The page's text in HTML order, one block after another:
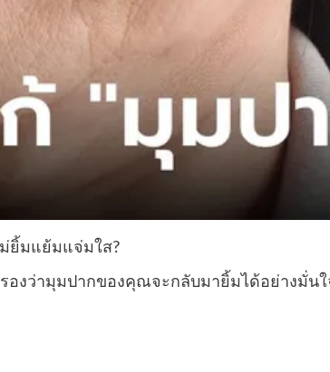
ยิ้มแย้มแจ่มใส?
องว่ามุมปากของคุณจะกลับมายิ้มได้อย่างมั่น